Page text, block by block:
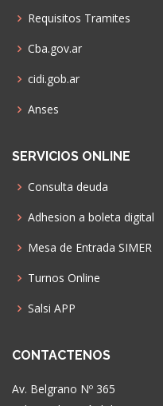
Requisitos Tramites
Cba.gov.ar
cidi.gob.ar
Anses
SERVICIOS ONLINE
Consulta deuda
Adhesion a boleta digital
Mesa de Entrada SIMER
Turnos Online
Salsi APP
CONTACTENOS
Av. Belgrano Nº 365